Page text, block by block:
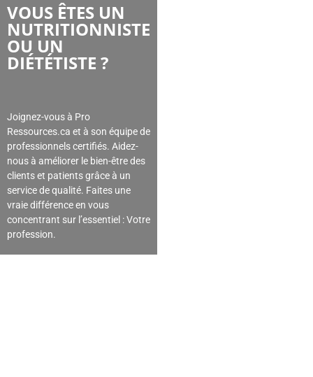
VOUS ÊTES UN
NUTRITIONNISTE
OU UN
DIÉTÉTISTE ?
Joignez-vous à Pro
Ressources.ca et à son équipe de
professionnels certifiés. Aidez-
nous à améliorer le bien-être des
clients et patients grâce à un
service de qualité. Faites une
vraie différence en vous
concentrant sur l’essentiel : Votre
profession.